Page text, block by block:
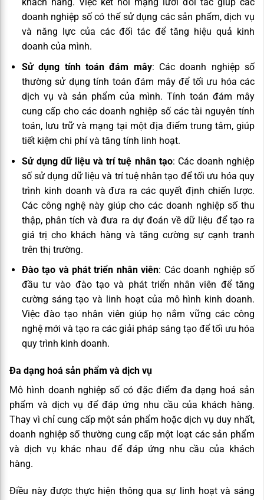
khách hàng. Việc kết nối mạng lưới đối tác giúp các
doanh nghiệp số có thể sử dụng các sản phẩm, dịch vụ
và năng lực của các đối tác để tăng hiệu quả kinh
doanh của mình.
Sử dụng tính toán đám mây: Các doanh nghiệp số
thường sử dụng tính toán đám mây để tối ưu hóa các
dịch vụ và sản phẩm của mình. Tính toán đám mây
cung cấp cho các doanh nghiệp số các tài nguyên tính
toán, lưu trữ và mạng tại một địa điểm trung tâm, giúp
tiết kiệm chi phí và tăng tính linh hoạt.
Sử dụng dữ liệu và trí tuệ nhân tạo: Các doanh nghiệp
số sử dụng dữ liệu và trí tuệ nhân tạo để tối ưu hóa quy
trình kinh doanh và đưa ra các quyết định chiến lược.
Các công nghệ này giúp cho các doanh nghiệp số thu
thập, phân tích và đưa ra dự đoán về dữ liệu để tạo ra
giá trị cho khách hàng và tăng cường sự cạnh tranh
trên thị trường.
Đào tạo và phát triển nhân viên: Các doanh nghiệp số
đầu tư vào đào tạo và phát triển nhân viên để tăng
cường sáng tạo và linh hoạt của mô hình kinh doanh.
Việc đào tạo nhân viên giúp họ nắm vững các công
nghệ mới và tạo ra các giải pháp sáng tạo để tối ưu hóa
quy trình kinh doanh.
Đa dạng hoá sản phẩm và dịch vụ
Mô hình doanh nghiệp số có đặc điểm đa dạng hoá sản
phẩm và dịch vụ để đáp ứng nhu cầu của khách hàng.
Thay vì chỉ cung cấp một sản phẩm hoặc dịch vụ duy nhất,
doanh nghiệp số thường cung cấp một loạt các sản phẩm
và dịch vụ khác nhau để đáp ứng nhu cầu của khách
hàng.
Điều này được thực hiện thông qua sự linh hoạt và sáng